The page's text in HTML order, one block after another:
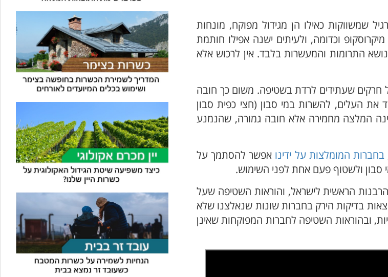
שמשווקות כאילו הן מגידול מפוקח, מונחות
וכדומה, ולעיתים ישנה אפילו חותמת
התרומות והמעשרות בלבד. אין לרכוש אלא
חרקים שעתידים לרדת בשטיפה. משום כך חובה
העלים, להשרות במי סבון (חצי כפית סבון
זו אינה המלצה מחמירה אלא חובה גמורה, שהנמנע
בחברות המומלצות על ידינו אפשר להסתמך על
סבון ולשטוף פעם אחת לפני השימוש.
הראשית לישראל, והוראות השטיפה שעל
בדיקות הירק בחברות שונות שנאלצנו שלא
ובהוראות השטיפה לחברות המפוקחות שאינן